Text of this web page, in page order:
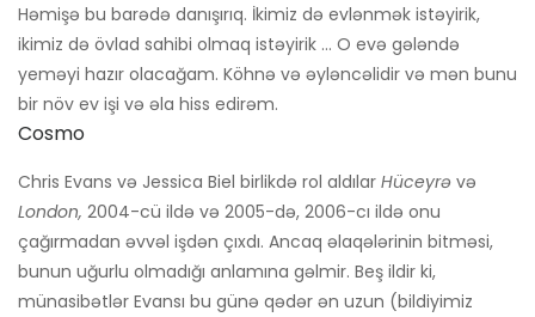
Həmişə bu barədə danışırıq. İkimiz də evlənmək istəyirik,
ikimiz də övlad sahibi olmaq istəyirik ... O evə gələndə
yeməyi hazır olacağam. Köhnə və əyləncəlidir və mən bunu
bir növ ev işi və əla hiss edirəm.
Cosmo
Chris Evans və Jessica Biel birlikdə rol aldılar Hüceyrə və
London, 2004-cü ildə və 2005-də, 2006-cı ildə onu
çağırmadan əvvəl işdən çıxdı. Ancaq əlaqələrinin bitməsi,
bunun uğurlu olmadığı anlamına gəlmir. Beş ildir ki,
münasibətlər Evansı bu günə qədər ən uzun (bildiyimiz